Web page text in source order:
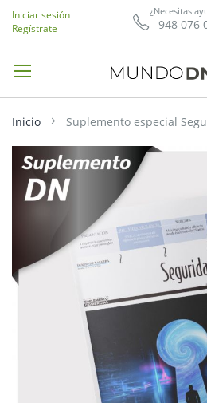
¿Necesitas
948 076
Iniciar sesión
Regístrate
Inicio Suplemento especial
Saltar
final
de
imágenes